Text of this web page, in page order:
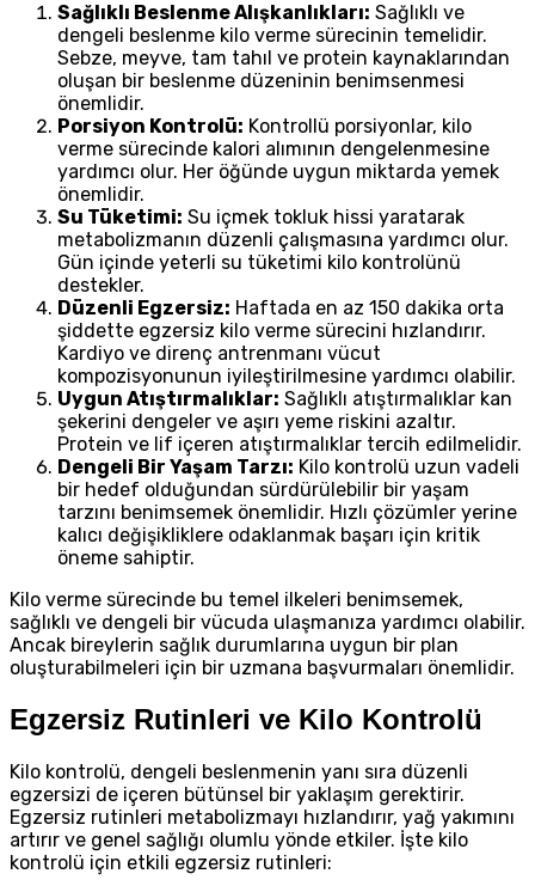
Sağlıklı Beslenme Alışkanlıkları: Sağlıklı ve
dengeli beslenme kilo verme sürecinin temelidir.
Sebze, meyve, tam tahıl ve protein kaynaklarından
oluşan bir beslenme düzeninin benimsenmesi
önemlidir.
Porsiyon Kontrolü: Kontrollü porsiyonlar, kilo
verme sürecinde kalori alımının dengelenmesine
yardımcı olur. Her öğünde uygun miktarda yemek
önemlidir.
Su Tüketimi: Su içmek tokluk hissi yaratarak
metabolizmanın düzenli çalışmasına yardımcı olur.
Gün içinde yeterli su tüketimi kilo kontrolünü
destekler.
Düzenli Egzersiz: Haftada en az 150 dakika orta
şiddette egzersiz kilo verme sürecini hızlandırır.
Kardiyo ve direnç antrenmanı vücut
kompozisyonunun iyileştirilmesine yardımcı olabilir.
Uygun Atıştırmalıklar: Sağlıklı atıştırmalıklar kan
şekerini dengeler ve aşırı yeme riskini azaltır.
Protein ve lif içeren atıştırmalıklar tercih edilmelidir.
Dengeli Bir Yaşam Tarzı: Kilo kontrolü uzun vadeli
bir hedef olduğundan sürdürülebilir bir yaşam
tarzını benimsemek önemlidir. Hızlı çözümler yerine
kalıcı değişikliklere odaklanmak başarı için kritik
öneme sahiptir.
Kilo verme sürecinde bu temel ilkeleri benimsemek,
sağlıklı ve dengeli bir vücuda ulaşmanıza yardımcı olabilir.
Ancak bireylerin sağlık durumlarına uygun bir plan
oluşturabilmeleri için bir uzmana başvurmaları önemlidir.
Egzersiz Rutinleri ve Kilo Kontrolü
Kilo kontrolü, dengeli beslenmenin yanı sıra düzenli
egzersizi de içeren bütünsel bir yaklaşım gerektirir.
Egzersiz rutinleri metabolizmayı hızlandırır, yağ yakımını
artırır ve genel sağlığı olumlu yönde etkiler. İşte kilo
kontrolü için etkili egzersiz rutinleri: